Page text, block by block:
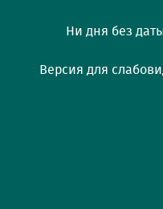
Ни дня без
Версия для